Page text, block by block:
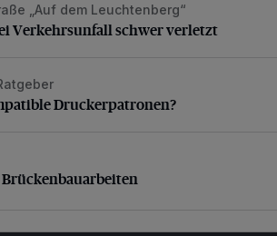
schwer verletzt
„Auf dem Leuchtenberg“
Verkehrsunfall schwer verletzt
Druckerpatronen?
Druckerpatronen?